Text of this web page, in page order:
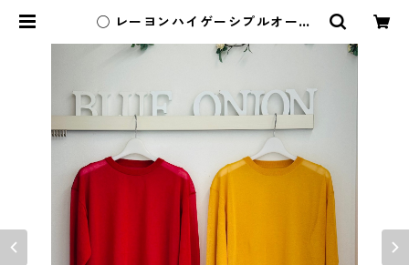
◯ レーヨンハイゲーシプルオーバ